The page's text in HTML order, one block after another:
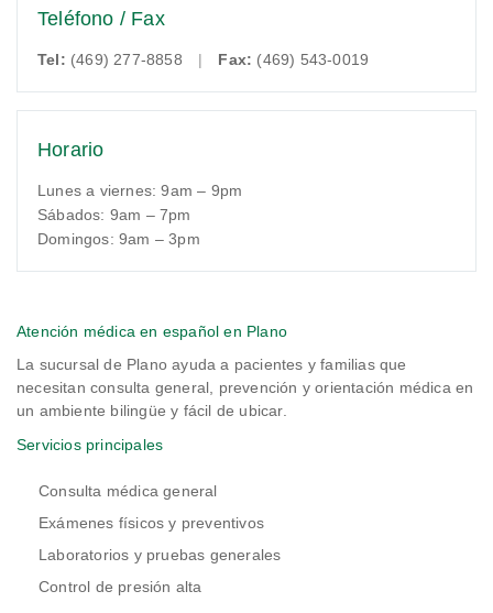
Teléfono / Fax
Tel: (469) 277-8858 | Fax: (469) 543-0019
Horario
Lunes a viernes: 9am – 9pm
Sábados: 9am – 7pm
Domingos: 9am – 3pm
Atención médica en español en Plano
La sucursal de Plano ayuda a pacientes y familias que
necesitan consulta general, prevención y orientación médica en
un ambiente bilingüe y fácil de ubicar.
Servicios principales
Consulta médica general
Exámenes físicos y preventivos
Laboratorios y pruebas generales
Control de presión alta